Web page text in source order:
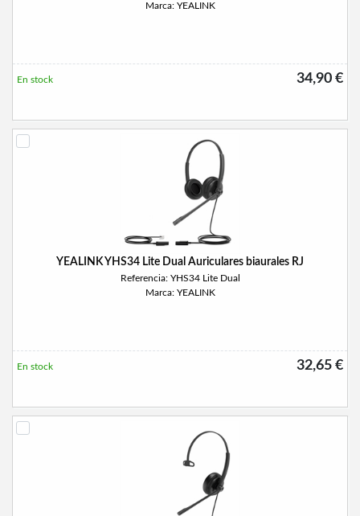
Marca: YEALINK
34,90 €
En stock
YEALINK YHS34 Lite Dual Auriculares biaurales RJ
Referencia: YHS34 Lite Dual
Marca: YEALINK
32,65 €
En stock